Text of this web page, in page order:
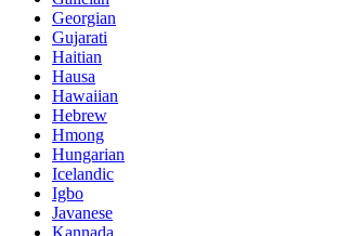
Georgian
Gujarati
Haitian
Hausa
Hawaiian
Hebrew
Hmong
Hungarian
Icelandic
Igbo
Javanese